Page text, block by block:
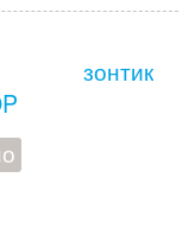
зонтик